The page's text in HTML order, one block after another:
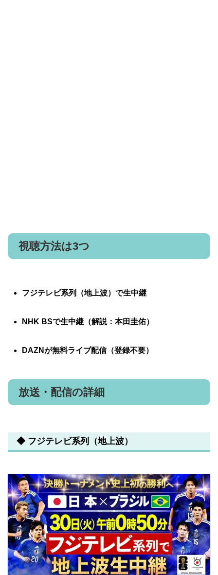
視聴方法は3つ
フジテレビ系列（地上波）で生中継
NHK BSで生中継（解説：本田圭佑）
DAZNが無料ライブ配信（登録不要）
放送・配信の詳細
◆ フジテレビ系列（地上波）